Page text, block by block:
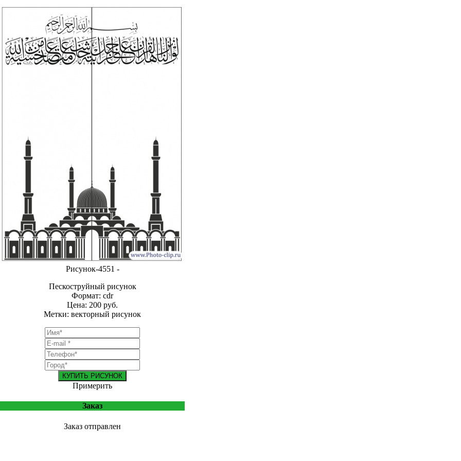
Рисунок-4551 -
Пескоструйный рисунок
Формат: cdr
Цена: 200 руб.
Метки: векторный рисунок
КУПИТЬ РИСУНОК
Примерить
Заказ
Заказ отправлен